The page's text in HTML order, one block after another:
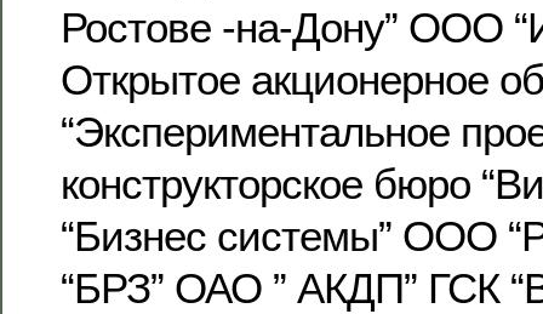
Ростове -на-Дону” ООО
Открытое акционерное
“Экспериментальное
конструкторское бюро
“Бизнес системы” ООО
“БРЗ” ОАО ” АКДП” ГСК